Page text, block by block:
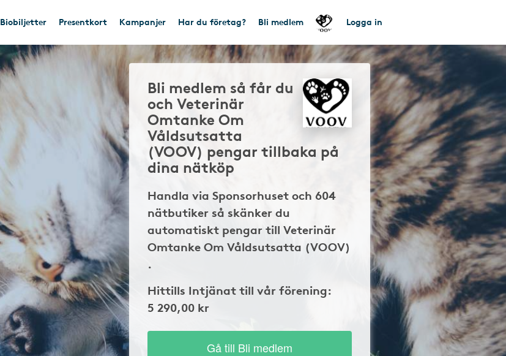
Biobiljetter Presentkort Kampanjer Har du företag? Bli medlem Logga in
Bli medlem så får du
och Veterinär
Omtanke Om
Våldsutsatta
(VOOV) pengar tillbaka på
dina nätköp
Handla via Sponsorhuset och 604
nätbutiker så skänker du
automatiskt pengar till Veterinär
Omtanke Om Våldsutsatta (VOOV)
.
Hittills Intjänat till vår förening:
5 290,00 kr
Gå till Bli medlem